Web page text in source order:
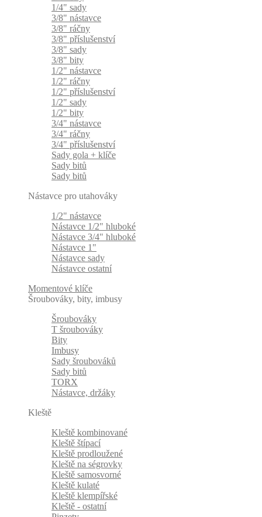
1/4" sady
3/8" nástavce
3/8" ráčny
3/8" příslušenství
3/8" sady
3/8" bity
1/2" nástavce
1/2" ráčny
1/2" příslušenství
1/2" sady
1/2" bity
3/4" nástavce
3/4" ráčny
3/4" příslušenství
Sady gola + klíče
Sady bitů
Sady bitů
Nástavce pro utahováky
1/2" nástavce
Nástavce 1/2" hluboké
Nástavce 3/4" hluboké
Nástavce 1"
Nástavce sady
Nástavce ostatní
Momentové klíče
Šroubováky, bity, imbusy
Šroubováky
T šroubováky
Bity
Imbusy
Sady šroubováků
Sady bitů
TORX
Nástavce, držáky
Kleště
Kleště kombinované
Kleště štípací
Kleště prodloužené
Kleště na ségrovky
Kleště samosvorné
Kleště kulaté
Kleště klempířské
Kleště - ostatní